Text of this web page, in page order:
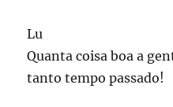
Lu
Quanta coisa boa a
tanto tempo passado!